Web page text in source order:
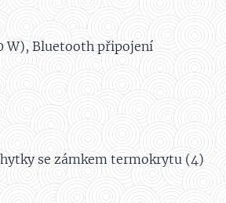
W), Bluetooth připojení
se zámkem termokrytu (4)